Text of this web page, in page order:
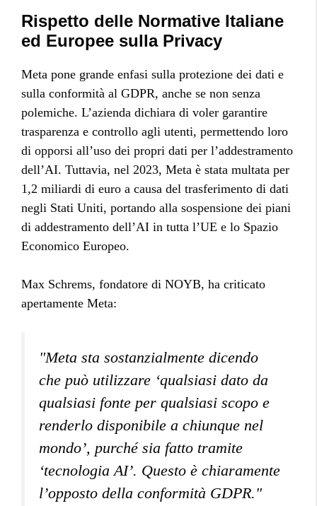
Rispetto delle Normative Italiane
ed Europee sulla Privacy
Meta pone grande enfasi sulla protezione dei dati e
sulla conformità al GDPR, anche se non senza
polemiche. L’azienda dichiara di voler garantire
trasparenza e controllo agli utenti, permettendo loro
di opporsi all’uso dei propri dati per l’addestramento
dell’AI. Tuttavia, nel 2023, Meta è stata multata per
1,2 miliardi di euro a causa del trasferimento di dati
negli Stati Uniti, portando alla sospensione dei piani
di addestramento dell’AI in tutta l’UE e lo Spazio
Economico Europeo.
Max Schrems, fondatore di NOYB, ha criticato
apertamente Meta:
"Meta sta sostanzialmente dicendo
che può utilizzare ‘qualsiasi dato da
qualsiasi fonte per qualsiasi scopo e
renderlo disponibile a chiunque nel
mondo’, purché sia fatto tramite
‘tecnologia AI’. Questo è chiaramente
l’opposto della conformità GDPR."